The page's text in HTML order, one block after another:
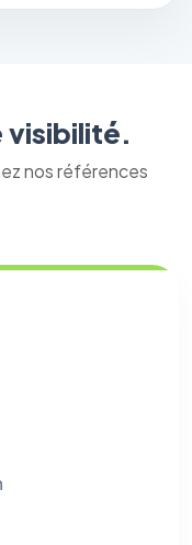
visibilité.
nos références